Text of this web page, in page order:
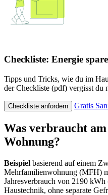
Checkliste: Energie
Tipps und Tricks, wie du im
der Checkliste (pdf) vergisst du
Checkliste anfordern Gratis
Was verbraucht
Wohnung?
Beispiel basierend auf einem
Mehrfamilienwohnung (MFH)
Jahresverbrauch von 2190
Haustechnik, ohne separate